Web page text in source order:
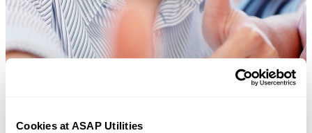
Cookies at ASAP Utilities